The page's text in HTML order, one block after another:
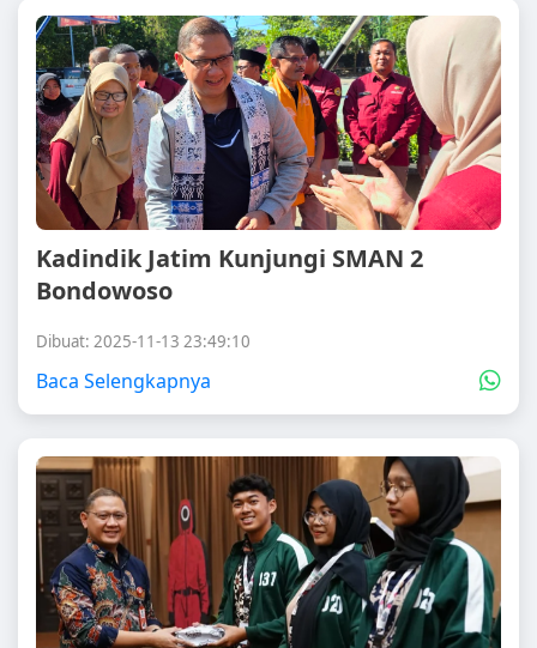
Kadindik Jatim Kunjungi SMAN 2
Bondowoso
Dibuat: 2025-11-13 23:49:10
Baca Selengkapnya